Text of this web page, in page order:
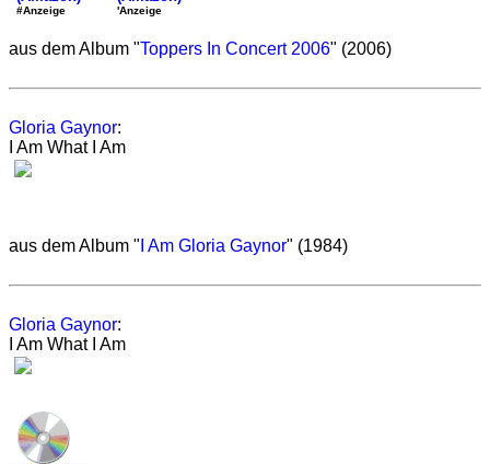
#Anzeige 'Anzeige
aus dem Album "Toppers In Concert 2006" (2006)
Gloria Gaynor:
I Am What I Am
aus dem Album " I Am Gloria Gaynor" (1984)
Gloria Gaynor:
I Am What I Am